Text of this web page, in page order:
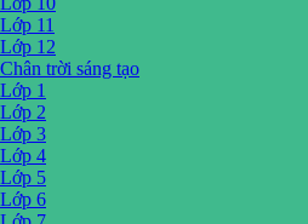
Lớp 11
Lớp 12
Chân trời sáng tạo
Lớp 1
Lớp 2
Lớp 3
Lớp 4
Lớp 5
Lớp 6